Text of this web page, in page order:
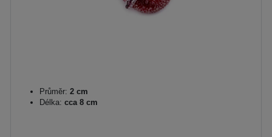
Průměr: 2 cm
Délka: cca 8 cm